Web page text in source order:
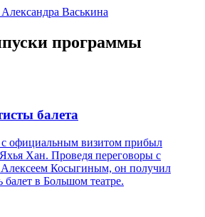
Васькина
программы
балета
официальным визитом прибыл
Хан. Проведя переговоры с
Алексеем Косыгиным, он получил
балет в Большом театре.